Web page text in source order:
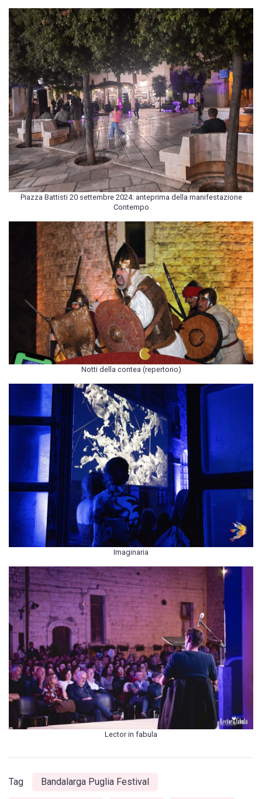
Piazza Battisti 20 settembre 2024: anteprima della manifestazione
Contempo
Notti della contea (repertorio)
Imaginaria
Lector in fabula
Tag Bandalarga Puglia Festival